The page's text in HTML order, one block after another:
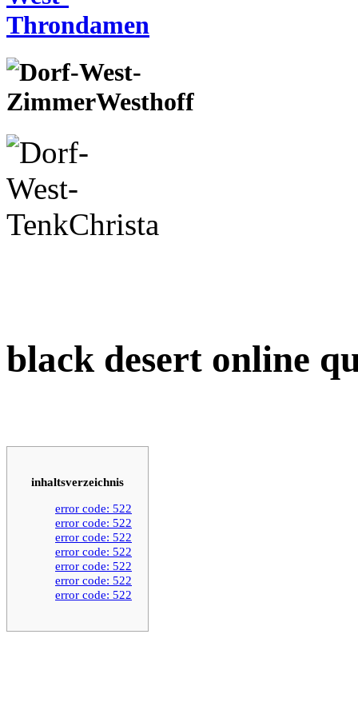
black desert online
inhaltsverzeichnis
error code: 522
error code: 522
error code: 522
error code: 522
error code: 522
error code: 522
error code: 522